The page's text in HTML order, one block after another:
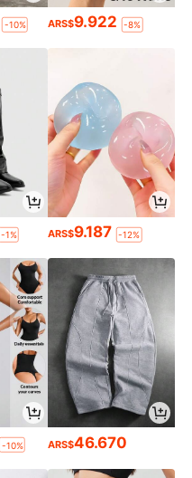
-10% ARS$9.922 -8%
-1% ARS$9.187 -12%
-10% ARS$46.670